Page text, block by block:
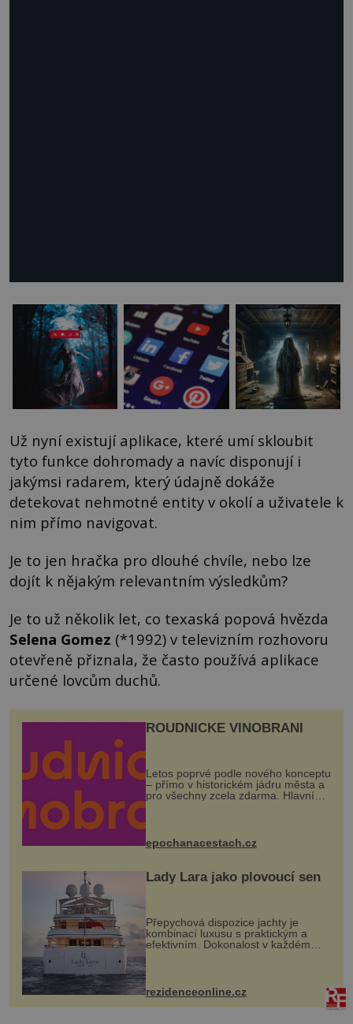
Už nyní existují aplikace, které umí skloubit
tyto funkce dohromady a navíc disponují i
jakýmsi radarem, který údajně dokáže
detekovat nehmotné entity v okolí a uživatele k
nim přímo navigovat.
Je to jen hračka pro dlouhé chvíle, nebo lze
dojít k nějakým relevantním výsledkům?
Je to už několik let, co texaská popová hvězda
Selena Gomez (*1992) v televizním rozhovoru
otevřeně přiznala, že často používá aplikace
určené lovcům duchů.
ROUDNICKÉ VINOBRANÍ
Letos poprvé podle nového konceptu
– přímo v historickém jádru města a
pro všechny zcela zdarma. Hlavní
program se odehraje na Karlově a
mohou těšit na víno, burčák, pes...
epochanacestach.cz
Lady Lara jako plovoucí sen
Přepychová dispozice jachty je
kombinací luxusu s praktickým a
efektivním. Dokonalost v každém
detailu představuje značka Fendi
Casa, kterou byly vybaveny její
paluby. Monacký přístav nabízí
každoročn...
rezidenceonline.cz